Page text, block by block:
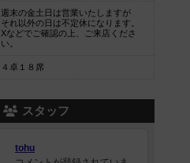
週末の金土日は営業いたしますが
それ以外の日は不定休になります。
Xなどでご確認の上、ご来店くださ
い。
４卓１８席
スタッフ
tohu